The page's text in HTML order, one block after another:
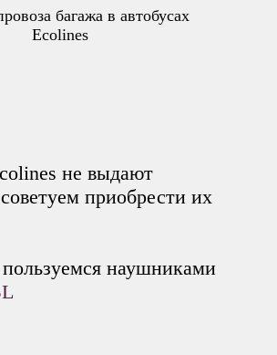
багажа в автобусах
Ecolines
не выдают
приобрести их
наушниками